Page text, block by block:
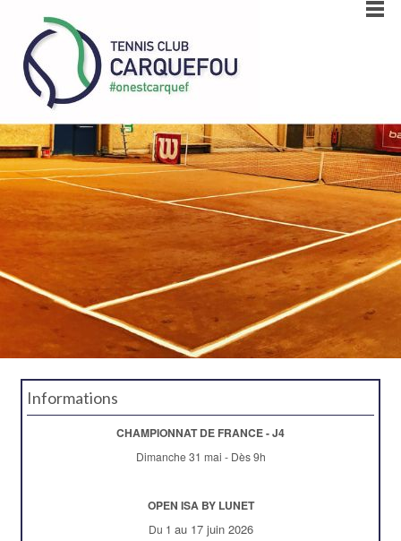
Informations
CHAMPIONNAT DE FRANCE - J4
Dimanche 31 mai - Dès 9h
OPEN ISA BY LUNET
Du 1 au 17 juin 2026